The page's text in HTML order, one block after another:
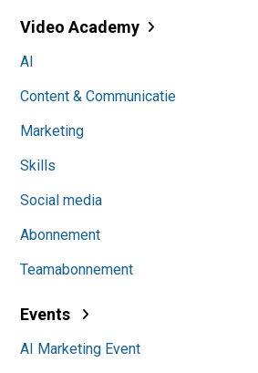
Video Academy
AI
Content & Communicatie
Marketing
Skills
Social media
Abonnement
Teamabonnement
Events
AI Marketing Event